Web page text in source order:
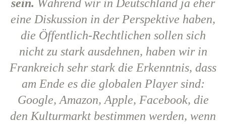
sein. Während wir in Deutschland ja eher
eine Diskussion in der Perspektive haben,
die Öffentlich-Rechtlichen sollen sich
nicht zu stark ausdehnen, haben wir in
Frankreich sehr stark die Erkenntnis, dass
am Ende es die globalen Player sind:
Google, Amazon, Apple, Facebook, die
den Kulturmarkt bestimmen werden, wenn